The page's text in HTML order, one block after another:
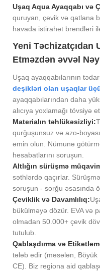
Uşaq Aqua Ayaqqabı və
quruyan, çevik və qatlana
havada istirahət brendləri
Yeni Təchizatçıdan
Etməzdən əvvəl
Uşaq ayaqqabılarının
deşikləri olan uşaqlar
ayaqqabılarından daha
alıcıya yoxlamağı tövsiyə
Materialın təhlükəsizliyi:
qurğuşunsuz və azo-
əmin olun. Nümunə
hesabatlarını soruşun.
Altlığın sürüşmə
səthlərdə qaçırlar.
soruşun - sorğu əsasında
Çeviklik və Davamlılıq:
bükülməyə dözür. EVA və
olmadan 50.000+ çevik
tutulub.
Qablaşdırma və
tələb edir (məsələn, Böyük
CE). Biz regiona aid